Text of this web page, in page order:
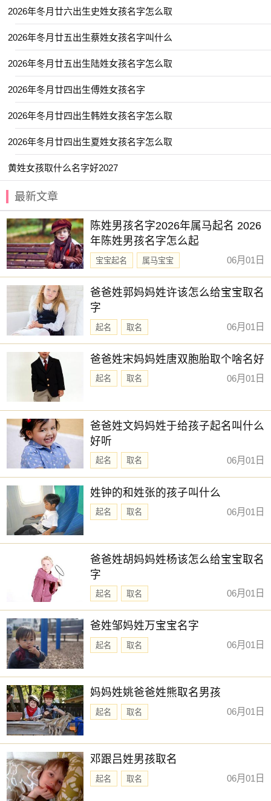
【云栋】 【启豪】 【乐钧】 【作骏】
【俊墨】 【君语】 【书智】 【伯骞】
【卫华】 【乔毅】 【书言】 【允廷】
【俊笙】 【华皓】 【俊昂】 【云枫】
【冰洋】 【书睿】 【启煊】 【华彬】
【乐芪】 【元清】 【哲辉】 【东璟】
【俊烜】 【丁泓】 【卓兴】 【书弘】
【哲毅】 【乐博】 【佳辰】 【品范】
【亚庭】 【亚璋】 【亦航】 【与夏】
【勉樟】 【佳薏】 【吉鹭】 【仕淇】
【俊元】 【予初】 【亦君】 【凯弈】
赐子好名，能伴子一生。想给宝宝取一个好名字吗？选
择下方的【宝宝起名】，为孩子起一个吉利的好名字吧。
2026年冬月廿六出生史姓女孩名字怎么取
2026年冬月廿五出生蔡姓女孩名字叫什么
2026年冬月廿五出生陆姓女孩名字怎么取
2026年冬月廿四出生傅姓女孩名字
2026年冬月廿四出生韩姓女孩名字怎么取
2026年冬月廿四出生夏姓女孩名字怎么取
黄姓女孩取什么名字好2027
最新文章
陈姓男孩名字2026年属马起名 2026
年陈姓男孩名字怎么起
宝宝起名
属马宝宝
新生儿取名
06月01日
爸爸姓郭妈妈姓许该怎么给宝宝取名
字
起名 取名 06月01日
爸爸姓宋妈妈姓唐双胞胎取个啥名好
起名 取名 06月01日
爸爸姓文妈妈姓于给孩子起名叫什么
好听
起名 取名 06月01日
姓钟的和姓张的孩子叫什么
起名 取名 06月01日
爸爸姓胡妈妈姓杨该怎么给宝宝取名
字
起名 取名 06月01日
爸姓邹妈姓万宝宝名字
起名 取名 06月01日
妈妈姓姚爸爸姓熊取名男孩
起名 取名 06月01日
邓跟吕姓男孩取名
起名 取名 06月01日